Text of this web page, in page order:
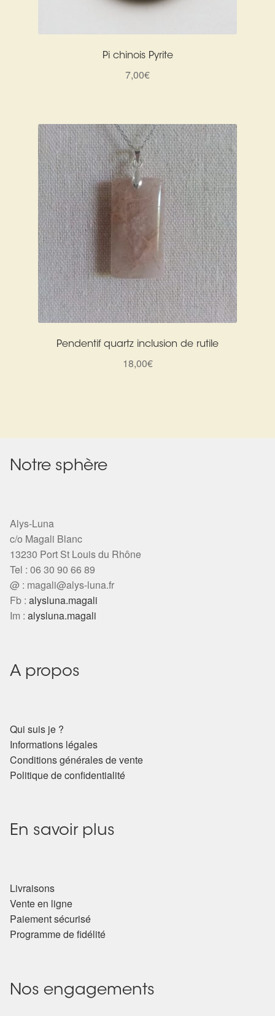
Pi chinois Pyrite
7,00€
Pendentif quartz inclusion de rutile
18,00€
Notre sphère
Alys-Luna
c/o Magali Blanc
13230 Port St Louis du Rhône
Tel : 06 30 90 66 89
@ : magali@alys-luna.fr
Fb : alysluna.magali
Im : alysluna.magali
A propos
Qui suis je ?
Informations légales
Conditions générales de vente
Politique de confidentialité
En savoir plus
Livraisons
Vente en ligne
Paiement sécurisé
Programme de fidélité
Nos engagements